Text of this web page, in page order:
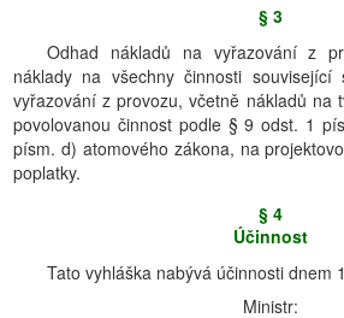
§ 3
Odhad nákladů na vyřazování z
náklady na všechny činnosti
vyřazování z provozu, včetně nákladů na
povolovanou činnost podle § 9 odst. 1
písm. d) atomového zákona, na
poplatky.
§ 4
Účinnost
Tato vyhláška nabývá účinnosti dnem
Ministr: